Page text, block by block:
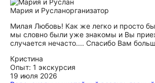
Мария и Русланорганизатор
Милая Любовь! Как же легко и просто
мы словно были уже знакомы и Вы
случается нечасто.... Спасибо Вам
Кристина
Опыт: 1 экскурсия
19 июля 2026